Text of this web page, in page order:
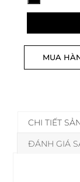
Cổ
Chiều
MUA
CHI TIẾT
ĐÁNH GIÁ